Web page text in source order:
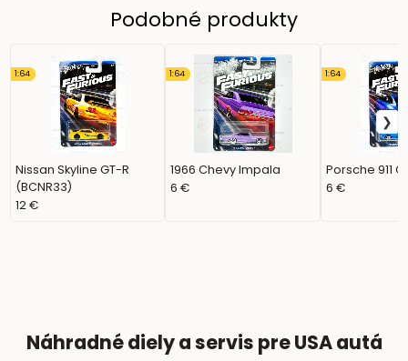
Podobné produkty
Nissan Skyline GT-R
(BCNR33)
1:64
12 €
1966 Chevy Impala
1:64
6 €
Porsche 911
1:64
6 €
Náhradné diely a servis pre USA autá